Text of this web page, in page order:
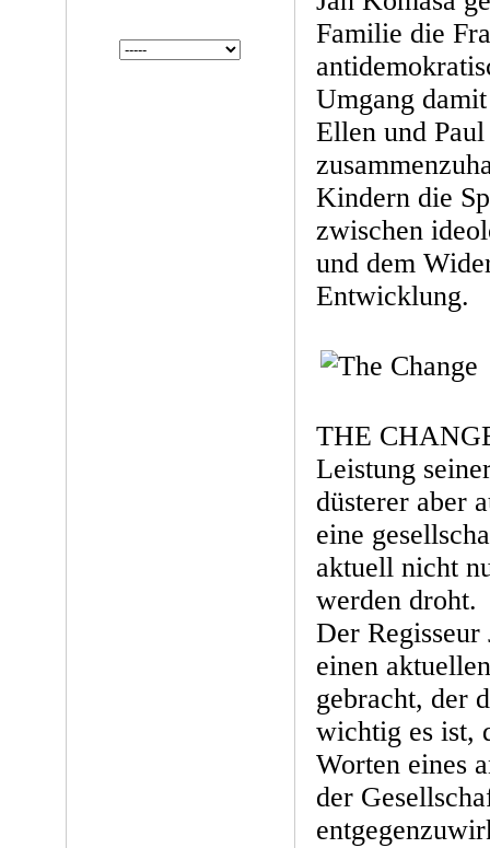
Familie die
Umgang
Ellen und
Kindern die
zwischen
und dem
Entwicklung.
THE
Leistung
düsterer aber
eine
aktuell nicht
werden droht.
Der Regisseur
einen
gebracht, der
wichtig es ist,
Worten eines
der